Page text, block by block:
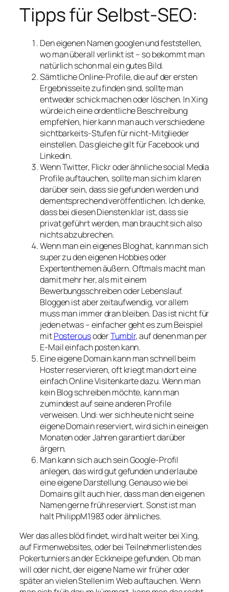
Tipps für Selbst-SEO:
Den eigenen Namen googlen und feststellen,
wo man überall verlinkt ist – so bekommt man
natürlich schon mal ein gutes Bild.
Sämtliche Online-Profile, die auf der ersten
Ergebnisseite zu finden sind, sollte man
entweder schick machen oder löschen. In Xing
würde ich eine ordentliche Beschreibung
empfehlen, hier kann man auch verschiedene
sichtbarkeits-Stufen für nicht-Mitglieder
einstellen. Das gleiche gilt für Facebook und
Linkedin.
Wenn Twitter, Flickr oder ähnliche social Media
Profile auftauchen, sollte man sich im klaren
darüber sein, dass sie gefunden werden und
dementsprechend veröffentlichen. Ich denke,
dass bei diesen Diensten klar ist, dass sie
privat geführt werden, man braucht sich also
nichts abzubrechen.
Wenn man ein eigenes Blog hat, kann man sich
super zu den eigenen Hobbies oder
Expertenthemen äußern. Oftmals macht man
damit mehr her, als mit einem
Bewerbungsschreiben oder Lebenslauf.
Bloggen ist aber zeitaufwendig, vor allem
muss man immer dran bleiben. Das ist nicht für
jeden etwas – einfacher geht es zum Beispiel
mitPosterousoderTumblr, auf denen man per
E-Mail einfach posten kann.
Eine eigene Domain kann man schnell beim
Hoster reservieren, oft kriegt man dort eine
einfach Online Visitenkarte dazu. Wenn man
kein Blog schreiben möchte, kann man
zumindest auf seine anderen Profile
verweisen. Und: wer sich heute nicht seine
eigene Domain reserviert, wird sich in eineigen
Monaten oder Jahren garantiert darüber
ärgern.
Man kann sich auch sein Google-Profil
anlegen, das wird gut gefunden und erlaube
eine eigene Darstellung. Genauso wie bei
Domains gilt auch hier, dass man den eigenen
Namen gerne früh reserviert. Sonst ist man
halt PhilippM1983 oder ähnliches.
Wer das alles blöd findet, wird halt weiter bei Xing,
auf Firmenwebsites, oder bei Teilnehmerlisten des
Pokerturniers an der Eckkneipe gefunden. Ob man
will oder nicht, der eigene Name wir früher oder
später an vielen Stellen im Web auftauchen. Wenn